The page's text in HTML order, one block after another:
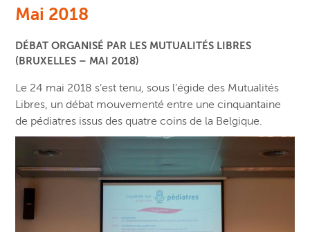
Mai 2018
DÉBAT ORGANISÉ PAR LES MUTUALITÉS LIBRES
(BRUXELLES – MAI 2018)
Le 24 mai 2018 s’est tenu, sous l’égide des Mutualités
Libres, un débat mouvementé entre une cinquantaine
de pédiatres issus des quatre coins de la Belgique.